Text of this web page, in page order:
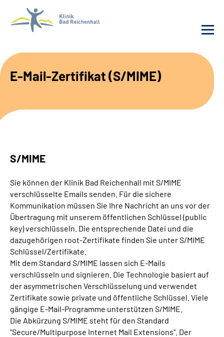
Suche
E-Mail-Zertifikat (S/MIME)
S/MIME
Sie können der Klinik Bad Reichenhall mit S/MIME
verschlüsselte Emails senden. Für die sichere
Kommunikation müssen Sie Ihre Nachricht an uns vor der
Übertragung mit unserem öffentlichen Schlüssel (public
key) verschlüsseln. Die entsprechende Datei und die
dazugehörigen root-Zertifikate finden Sie unter S/MIME
Schlüssel/Zertifikate.
Mit dem Standard S/MIME lassen sich E-Mails
verschlüsseln und signieren. Die Technologie basiert auf
der asymmetrischen Verschlüsselung und verwendet
Zertifikate sowie private und öffentliche Schlüssel. Viele
gängige E-Mail-Programme unterstützen S/MIME.
Die Abkürzung S/MIME steht für den Standard
"Secure/Multipurpose Internet Mail Extensions". Der